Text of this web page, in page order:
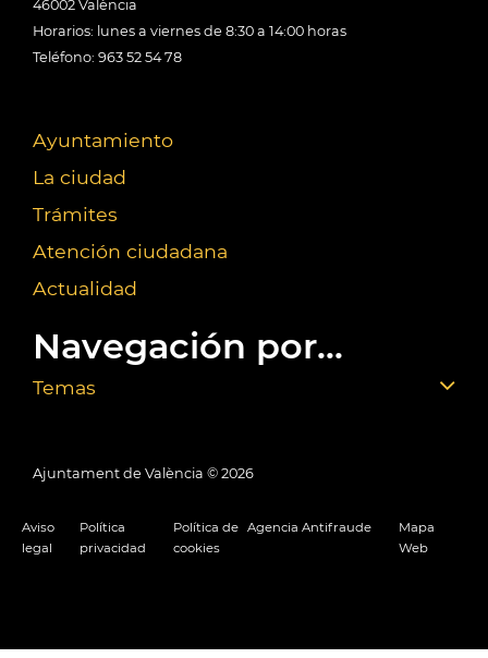
46002 València
Horarios: lunes a viernes de 8:30 a 14:00 horas
Teléfono: 963 52 54 78
Ayuntamiento
La ciudad
Trámites
Atención ciudadana
Actualidad
Navegación por...
Temas
Ajuntament de València © 2026
Aviso
legal
Política
privacidad
Política de
cookies
Agencia Antifraude
Mapa
Web